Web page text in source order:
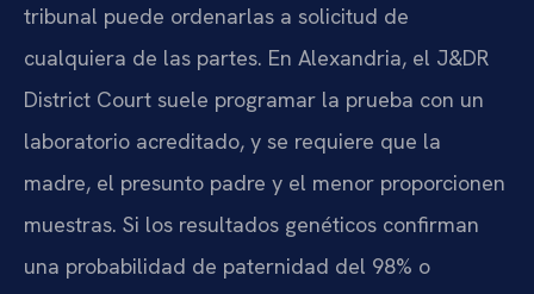
tribunal puede ordenarlas a solicitud de
cualquiera de las partes. En Alexandria, el J&DR
District Court suele programar la prueba con un
laboratorio acreditado, y se requiere que la
madre, el presunto padre y el menor proporcionen
muestras. Si los resultados genéticos confirman
una probabilidad de paternidad del 98% o